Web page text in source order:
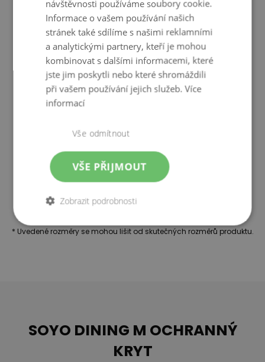
* Uvedené rozměry se mohou lišit od skutečných rozměrů produktu.
SOYO DINING M OCHRANNÝ
KRYT
návštěvnosti používáme soubory cookie.
Informace o vašem používání našich
stránek také sdílíme s našimi reklamními
a analytickými partnery, kteří je mohou
kombinovat s dalšími informacemi, které
jste jim poskytli nebo které shromáždili
při vašem používání jejich služeb.Více
informací
VŠE PŘIJMOUT
Vše odmítnout
Zobrazit podrobnosti